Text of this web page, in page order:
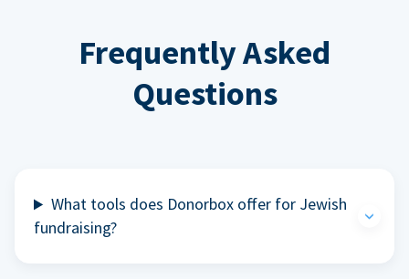
Frequently Asked
Questions
What tools does Donorbox offer for Jewish
fundraising?